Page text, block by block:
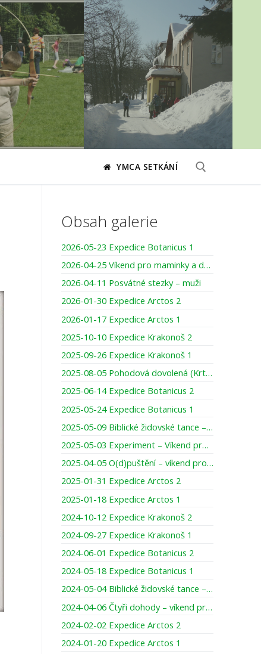
YMCA SETKÁNÍ
Hledat:
Obsah galerie
2026-05-23 Expedice Botanicus 1
2026-04-25 Víkend pro maminky a dcery – pojďme společně tvořit, smát se, darovat si čas
2026-04-11 Posvátné stezky – muži
2026-01-30 Expedice Arctos 2
2026-01-17 Expedice Arctos 1
2025-10-10 Expedice Krakonoš 2
2025-09-26 Expedice Krakonoš 1
2025-08-05 Pohodová dovolená (Krtci)
2025-06-14 Expedice Botanicus 2
2025-05-24 Expedice Botanicus 1
2025-05-09 Biblické židovské tance – prodloužený víkend pro ženy
2025-05-03 Experiment – Víkend pro táty s teenagery
2025-04-05 O(d)puštění – víkend pro muže
2025-01-31 Expedice Arctos 2
2025-01-18 Expedice Arctos 1
2024-10-12 Expedice Krakonoš 2
2024-09-27 Expedice Krakonoš 1
2024-06-01 Expedice Botanicus 2
2024-05-18 Expedice Botanicus 1
2024-05-04 Biblické židovské tance – víkend pro ženy
2024-04-06 Čtyři dohody – víkend pro muže
2024-02-02 Expedice Arctos 2
2024-01-20 Expedice Arctos 1